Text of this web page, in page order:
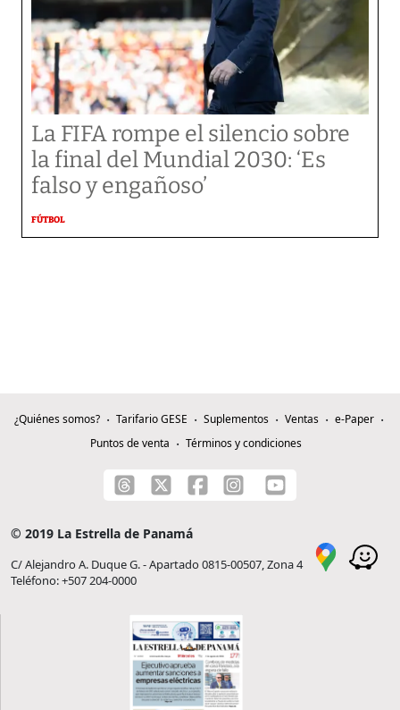
La FIFA rompe el silencio sobre
la final del Mundial 2030: ‘Es
falso y engañoso’
FÚTBOL
¿Quiénes somos? Tarifario GESE Suplementos Ventas
e-Paper
Puntos de venta
Términos y condiciones
© 2019 La Estrella de Panamá
C/ Alejandro A. Duque G. - Apartado 0815-00507, Zona 4
Teléfono: +507 204-0000